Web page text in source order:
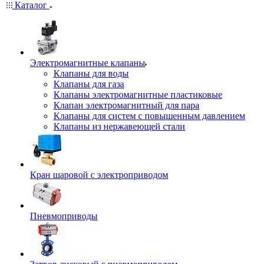
Каталог
Электромагнитные клапаны
Клапаны для воды
Клапаны для газа
Клапаны электромагнитные пластиковые
Клапан электромагнитный для пара
Клапаны для систем с повышенным давлением
Клапаны из нержавеющей стали
Кран шаровой с электроприводом
Пневмоприводы